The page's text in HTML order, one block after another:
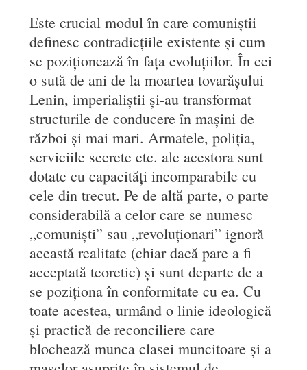
Este crucial modul în care comuniștii
definesc contradicțiile existente și cum
se poziționează în fața evoluțiilor. În cei
o sută de ani de la moartea tovarășului
Lenin, imperialiștii și-au transformat
structurile de conducere în mașini de
război și mai mari. Armatele, poliția,
serviciile secrete etc. ale acestora sunt
dotate cu capacități incomparabile cu
cele din trecut. Pe de altă parte, o parte
considerabilă a celor care se numesc
„comuniști” sau „revoluționari” ignoră
această realitate (chiar dacă pare a fi
acceptată teoretic) și sunt departe de a
se poziționa în conformitate cu ea. Cu
toate acestea, urmând o linie ideologică
și practică de reconciliere care
blochează munca clasei muncitoare și a